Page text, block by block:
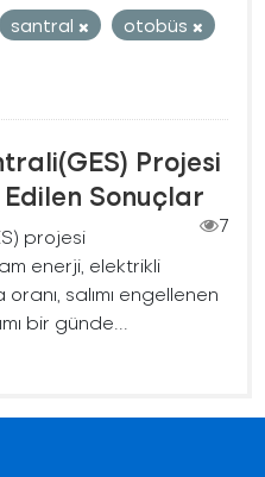
santral
otobüs
Projesi
Sonuçlar
7
projesi
enerji, elektrikli
salımı engellenen
bir günde...